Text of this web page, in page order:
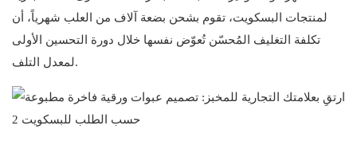
لمنتجات البسكويت، تقوم بشحن بضعة آلاف من العلب شهرياً، أن
تكلفة التغليف المُحسّن تُعوّض نفسها خلال دورة التحسين الأولى
لمعدل التلف.